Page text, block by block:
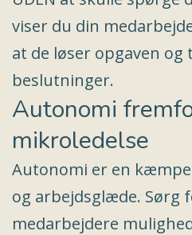
viser du din
at de løser opgaven
beslutninger.
Autonomi
mikroledelse
Autonomi er en
og arbejdsglæde. Sørg
medarbejdere